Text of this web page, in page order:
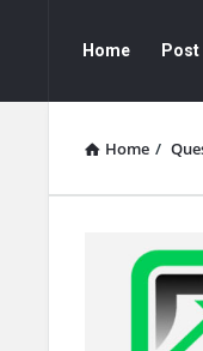
Essays
Home Post
Home /